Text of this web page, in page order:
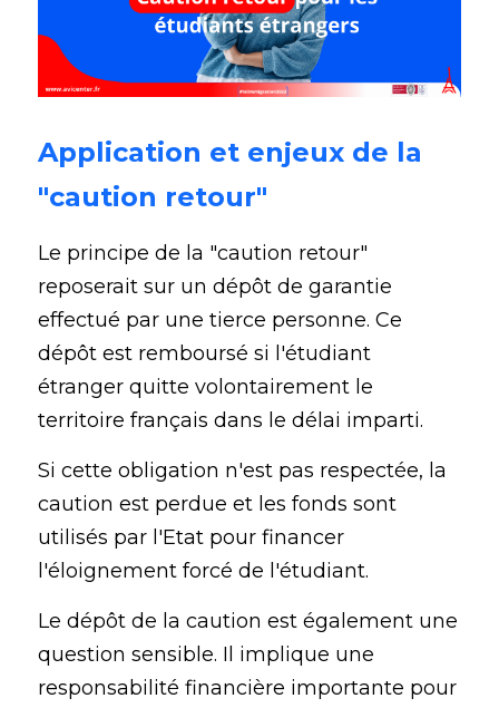
Application et enjeux de la
"caution retour"
Le principe de la "caution retour"
reposerait sur un dépôt de garantie
effectué par une tierce personne. Ce
dépôt est remboursé si l'étudiant
étranger quitte volontairement le
territoire français dans le délai imparti.
Si cette obligation n'est pas respectée, la
caution est perdue et les fonds sont
utilisés par l'Etat pour financer
l'éloignement forcé de l'étudiant.
Le dépôt de la caution est également une
question sensible. Il implique une
responsabilité financière importante pour